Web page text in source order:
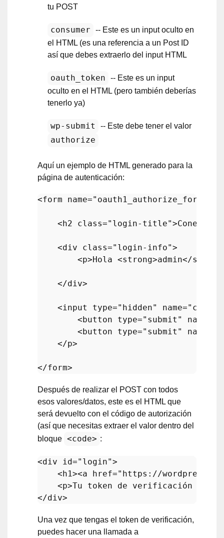
tu POST
consumer
-- Este es un input oculto en
el HTML (es una referencia a un Post ID
así que debes extraerlo del input HTML
oauth_token
-- Este es un input
oculto en el HTML (pero también deberías
tenerlo ya)
wp-submit -- Este debe tener el valor
authorize
Aquí un ejemplo de HTML generado para la
página de autenticación:
<form name="oauth1_authorize_form"
< h2 class="login-title">Conectar
<div class="login-info">
<p>Hola <strong>admin</strong
</div>
<input type="hidden" name=
< button type="submit" name
< button type="submit" name
</p>
</form>
Después de realizar el POST con todos
esos valores/datos, este es el HTML que
será devuelto con el código de autorización
(así que necesitas extraer el valor dentro del
bloque <code> :
<div id="login">
< h1><a href="https://
<p>Tu token de verificación es
</div>
Una vez que tengas el token de verificación,
puedes hacer una llamada a